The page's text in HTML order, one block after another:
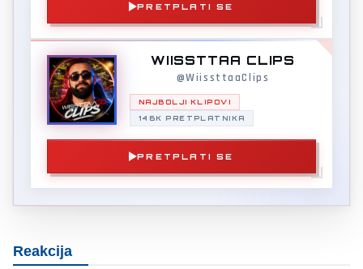
PRETPLATI SE
WIISSTTAA CLIPS
@WiissttaaClips
NAJBOLJI KLIPOVI
146K PRETPLATNIKA
PRETPLATI SE
Reakcija